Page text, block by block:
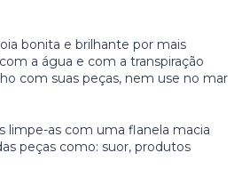
bonita e brilhante por mais
a água e com a transpiração
com suas peças, nem use no mar
limpe-as com uma flanela macia
peças como: suor, produtos